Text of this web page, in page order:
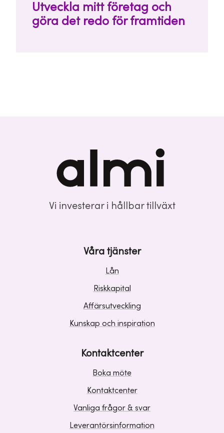
Utveckla mitt företag och
göra det redo för framtiden
Vi investerar i hållbar tillväxt
Våra tjänster
Lån
Riskkapital
Affärsutveckling
Kunskap och inspiration
Kontaktcenter
Boka möte
Kontaktcenter
Vanliga frågor & svar
Leverantörsinformation